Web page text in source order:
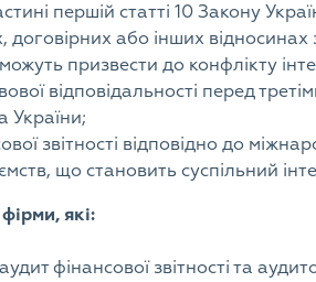
першій статті 10 Закону
договірних або інших
призвести до конфлікту
відповідальності перед
України;
звітності відповідно до
що становить суспільний
які:
фінансової звітності та